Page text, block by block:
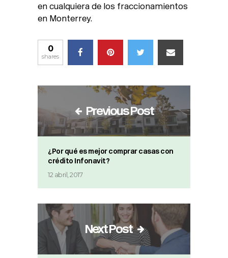
en cualquiera de los fraccionamientos
en Monterrey.
0
shares
Previous Post
¿Por qué es mejor comprar casas con
crédito Infonavit?
12 abril, 2017
Next Post